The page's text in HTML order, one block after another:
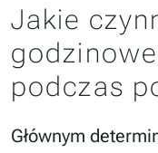
Jakie
podczas
Głównym